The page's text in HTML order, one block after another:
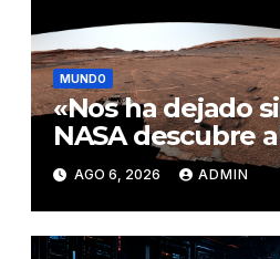
MUNDO
«Nos ha dejado
NASA descubre
en Marte
AGO 6, 2026 ADMIN